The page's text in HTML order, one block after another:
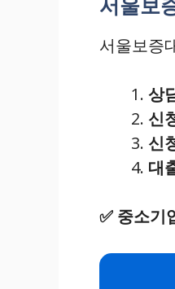
서울보증
상
신
신
대
✅ 중소기